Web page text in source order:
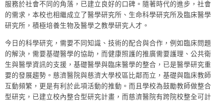
服務於社會不同的角落，已建立良好的口碑。隨著時代的進步，社會
的需求，本校也相繼成立了醫學研究所、生命科學研究所及臨床醫學
研究所，積極培養生物及醫學之教學研究人才。
今日的科學研究，需要不同知識、技術的配合與合作，例如臨床問題
的解決，需要基礎醫學的協助，而健康照護的推廣需要護理、公共衛
生與醫學資訊的支援，基礎醫學與臨床醫學的整合，已是醫學研究重
要的發展趨勢。慈濟醫院與慈濟大學校區比鄰而立，基礎與臨床教師
互動頻繁，更是有利於此項活動的推動。而且學校為鼓勵教師做整合
型研究，已建立校內整合型研究計畫，而慈濟醫院有跨院校整全可計